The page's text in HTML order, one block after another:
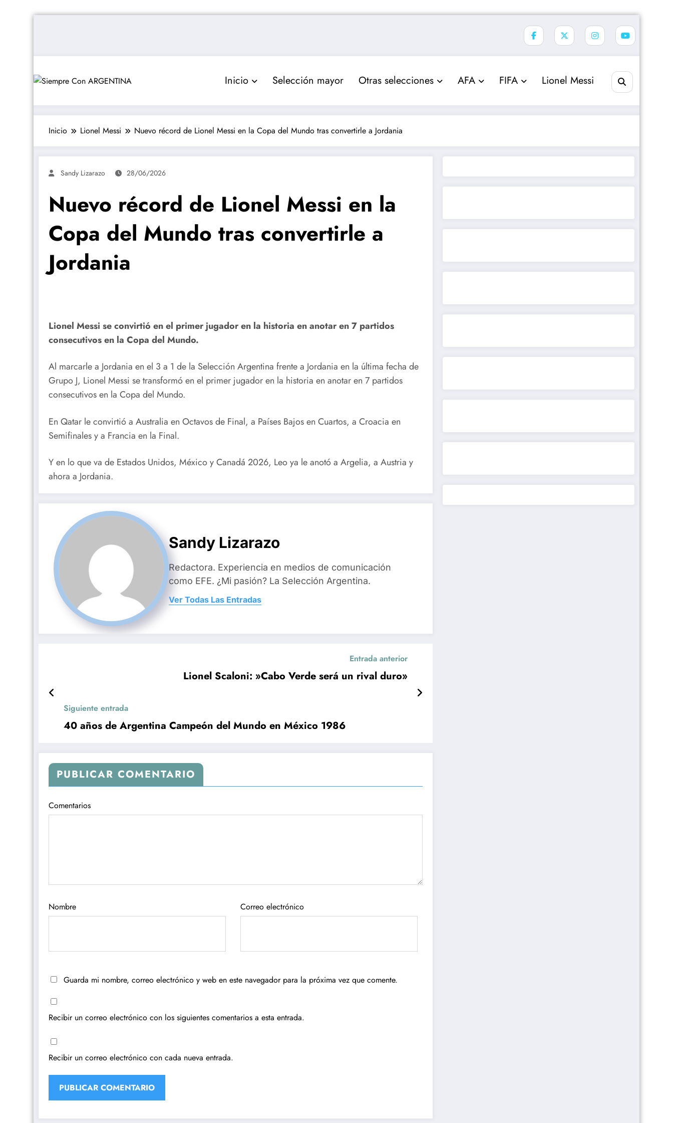
Inicio Selección mayor Otras selecciones AFA FIFA Lionel Messi
Inicio Lionel Messi Nuevo récord de Lionel Messi en la Copa del Mundo tras convertirle a Jordania
Sandy Lizarazo 28/06/2026
Nuevo récord de Lionel Messi en la
Copa del Mundo tras convertirle a
Jordania
Lionel Messi se convirtió en el primer jugador en la historia en anotar en 7 partidos
consecutivos en la Copa del Mundo.
Al marcarle a Jordania en el 3 a 1 de la Selección Argentina frente a Jordania en la última fecha de
Grupo J, Lionel Messi se transformó en el primer jugador en la historia en anotar en 7 partidos
consecutivos en la Copa del Mundo.
En Qatar le convirtió a Australia en Octavos de Final, a Países Bajos en Cuartos, a Croacia en
Semifinales y a Francia en la Final.
Y en lo que va de Estados Unidos, México y Canadá 2026, Leo ya le anotó a Argelia, a Austria y
ahora a Jordania.
Sandy Lizarazo
Redactora. Experiencia en medios de comunicación
como EFE. ¿Mi pasión? La Selección Argentina.
Ver Todas Las Entradas
Entrada anterior
Lionel Scaloni: »Cabo Verde será un rival duro»
Siguiente entrada
40 años de Argentina Campeón del Mundo en México 1986
PUBLICAR COMENTARIO
Comentarios
Nombre Correo electrónico
Guarda mi nombre, correo electrónico y web en este navegador para la próxima vez que comente.
Recibir un correo electrónico con los siguientes comentarios a esta entrada.
Recibir un correo electrónico con cada nueva entrada.